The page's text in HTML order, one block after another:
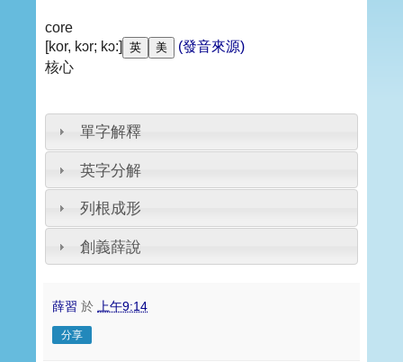
core
[kor, kɔr; kɔ:]
(發音來源)
核心
單字解釋
英字分解
列根成形
創義薛說
薛習 於 上午9:14
分享